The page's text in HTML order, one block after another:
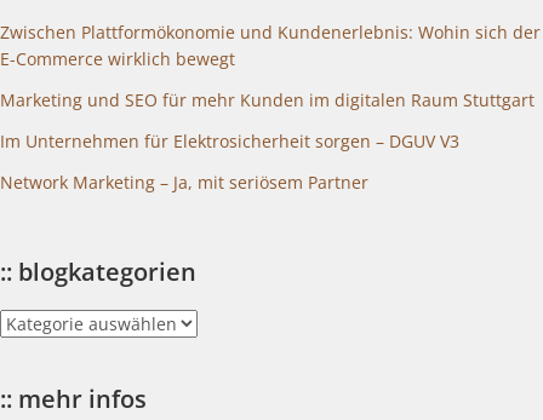
Zwischen Plattformökonomie und Kundenerlebnis: Wohin sich der
E-Commerce wirklich bewegt
Marketing und SEO für mehr Kunden im digitalen Raum Stuttgart
Im Unternehmen für Elektrosicherheit sorgen – DGUV V3
Network Marketing – Ja, mit seriösem Partner
:: blogkategorien
::
blogkategorien
:: mehr infos